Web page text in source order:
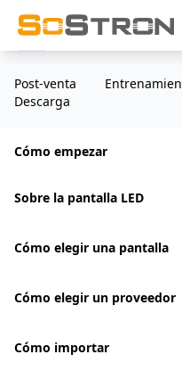
Post-venta
Descarga
Cómo empezar
Sobre la pantalla LED
Cómo elegir una pantalla
Cómo elegir un proveedor
Cómo importar